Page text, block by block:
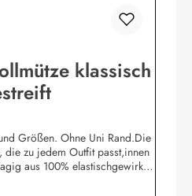
klassisch
Größen. Ohne Uni Rand.Die
die zu jedem Outfit passt,innen
aus 100% elastischgewirkter